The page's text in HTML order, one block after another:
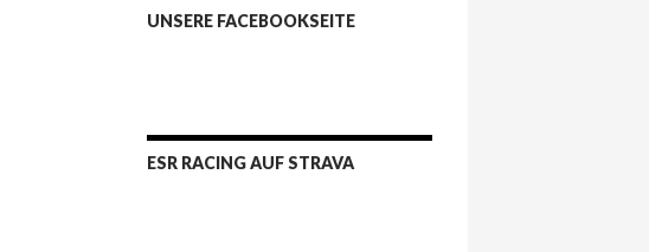
UNSERE FACEBOOKSEITE
ESR RACING AUF STRAVA